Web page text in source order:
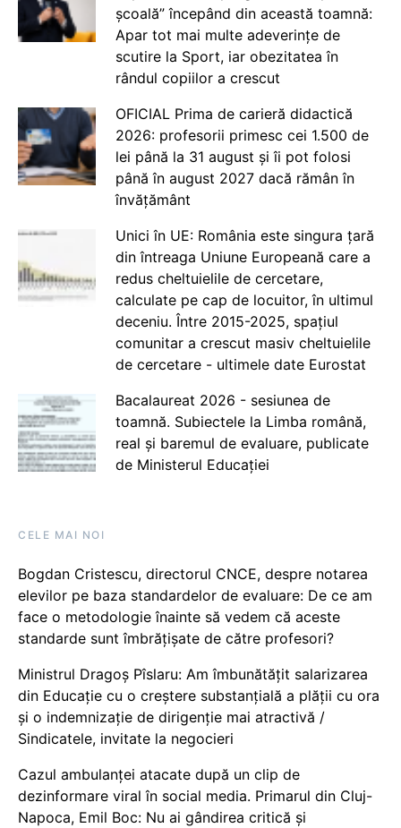
școală” începând din această toamnă:
Apar tot mai multe adeverințe de
scutire la Sport, iar obezitatea în
rândul copiilor a crescut
OFICIAL Prima de carieră didactică
2026: profesorii primesc cei 1.500 de
lei până la 31 august și îi pot folosi
până în august 2027 dacă rămân în
învățământ
Unici în UE: România este singura țară
din întreaga Uniune Europeană care a
redus cheltuielile de cercetare,
calculate pe cap de locuitor, în ultimul
deceniu. Între 2015-2025, spațiul
comunitar a crescut masiv cheltuielile
de cercetare - ultimele date Eurostat
Bacalaureat 2026 - sesiunea de
toamnă. Subiectele la Limba română,
real și baremul de evaluare, publicate
de Ministerul Educației
CELE MAI NOI
Bogdan Cristescu, directorul CNCE, despre notarea
elevilor pe baza standardelor de evaluare: De ce am
face o metodologie înainte să vedem că aceste
standarde sunt îmbrățișate de către profesori?
Ministrul Dragoș Pîslaru: Am îmbunătățit salarizarea
din Educație cu o creștere substanțială a plății cu ora
și o indemnizație de dirigenție mai atractivă /
Sindicatele, invitate la negocieri
Cazul ambulanței atacate după un clip de
dezinformare viral în social media. Primarul din Cluj-
Napoca, Emil Boc: Nu ai gândirea critică și